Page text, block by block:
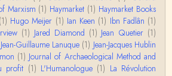
réponse ! Pour les pénis, c'est de cell
car dans une société pat…
documentaire. Ca me fait me deman
Marxism (1) Haymarket (1) Haymarket Books
(1) Hugo Meijer (1) Ian Keen (1) Ibn Fadlân (1)
(1) Jared Diamond (1) Jean Quetier (1)
Jean-Guillaume Lanuque (1) Jean-Jacques Hublin
(1) Journal of Archaeological Method and
profit (1) L'Humanologue (1) La Révolution